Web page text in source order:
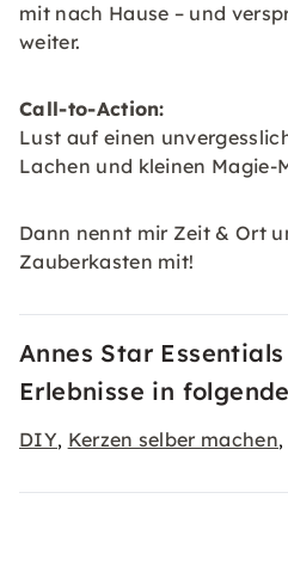
mit nach Hause – und
weiter.
Call-to-Action:
Lust auf einen
Lachen und kleinen Magie-
Dann nennt mir Zeit & Ort
Zauberkasten mit!
Annes Star
Erlebnisse in
DIY, Kerzen selber machen,